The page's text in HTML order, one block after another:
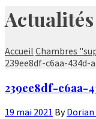
Actualités
Accueil Chambres
239ee8df-c6aa-434d-
239ee8df-c6aa-
19 mai 2021 By